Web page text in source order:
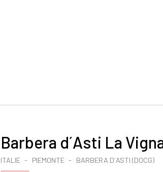
Barbera d´Asti La
ITALIE PIEMONTE BARBERA D´ASTI (DOCG)